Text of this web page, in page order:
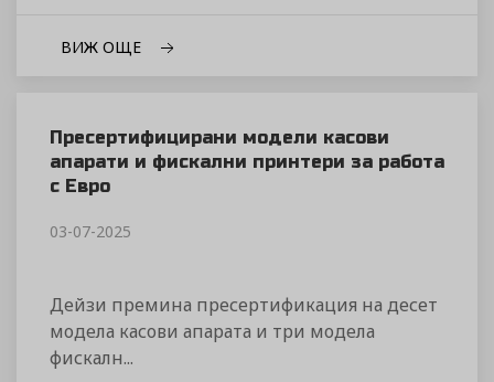
ВИЖ ОЩЕ
Пресертифицирани модели касови
апарати и фискални принтери за работа
с Евро
03-07-2025
Дейзи премина пресертификация на десет
модела касови апарата и три модела
фискалн...